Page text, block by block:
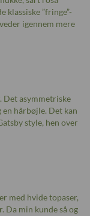
”fringe”-
igennem mere
Det asymmetriske
hårbøjle. Det kan
style, hen over
med hvide topaser,
Da min kunde så og